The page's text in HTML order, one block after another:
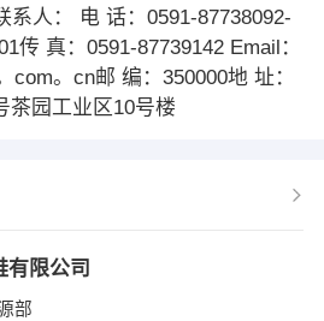
系人： 电 话：0591-87738092-
传 真：0591-87739142 Email：
com。cn邮 编：350000地 址：
茶园工业区10号楼
有限公司
部